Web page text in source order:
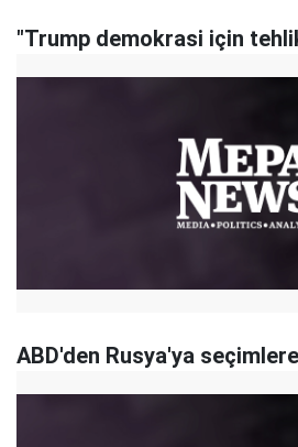
"Trump demokrasi için
ABD'den Rusya'ya